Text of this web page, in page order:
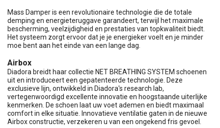
Mass Damper is een revolutionaire technologie die de totale
demping en energieteruggave garandeert, terwijl het maximale
bescherming, veelzijdigheid en prestaties van topkwaliteit biedt.
Het systeem zorgt ervoor dat je je energieker voelt en je minder
moe bent aan het einde van een lange dag.
Airbox
Diadora breidt haar collectie NET BREATHING SYSTEM schoenen
uit en introduceert een gepatenteerde technologie. Deze
exclusieve lijn, ontwikkeld in Diadora's research lab,
vertegenwoordigd excellente innovatie en hoogstaande uiterlijke
kenmerken. De schoen laat uw voet ademen en biedt maximaal
comfort in elke situatie. Innovatieve ventilatie gaten in de nieuwe
Airbox constructie, verzekeren u van een ongekend fris gevoel.